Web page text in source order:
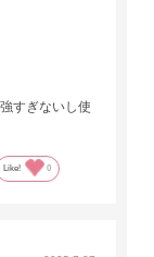
すぎないし使
Like! 0